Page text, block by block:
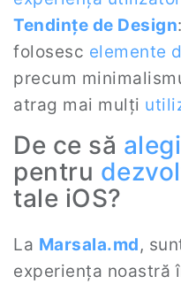
Tendințe de Design
folosesc elemente
precum
atrag mai mulți
De ce să alegi
pentru
tale iOS?
La Marsala.md,
experiența noastră